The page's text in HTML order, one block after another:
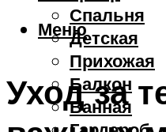
Спальня
Детская
Прихожая
Балкон
Ванная
Меню
Уход за